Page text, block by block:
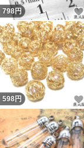
798円
598円